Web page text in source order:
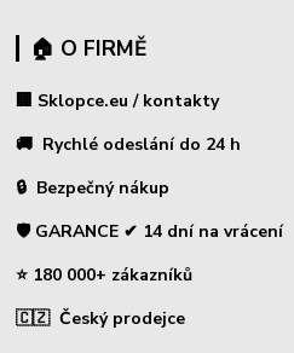
🏠 O FIRMĚ
🏢 Sklopce.eu / kontakty
🚚 Rychlé odeslání do 24 h
🔒 Bezpečný nákup
🛡️ GARANCE ✔ 14 dní na vrácení
⭐ 180 000+ zákazníků
🇨🇿 Český prodejce